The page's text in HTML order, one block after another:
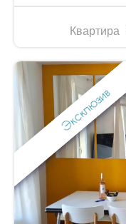
Квартира
Эксклюзив
Фаворит